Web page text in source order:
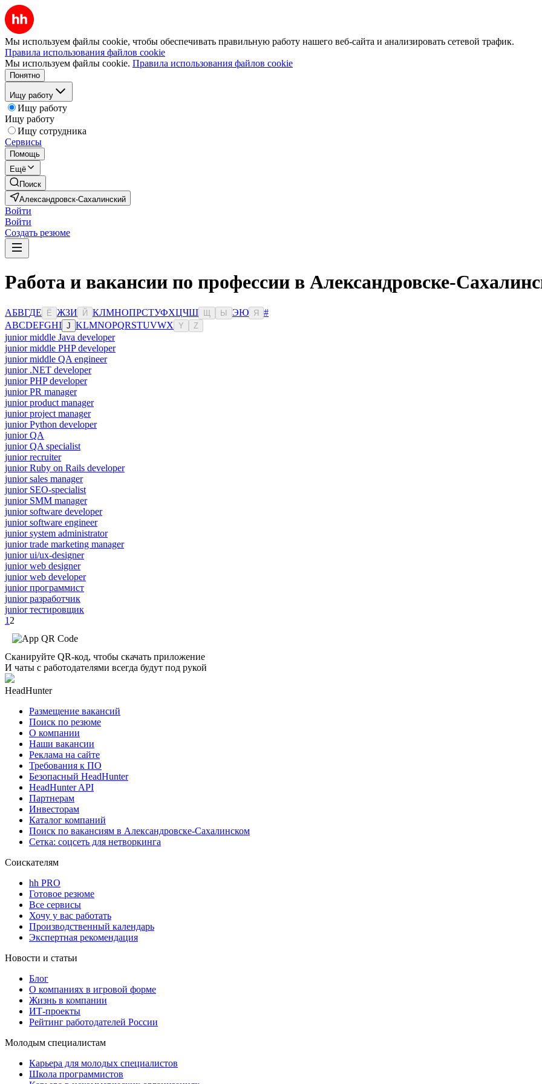
Мы используем файлы cookie, чтобы обеспечивать правильную работу нашего веб-сайта и анализировать сетевой трафик.
Правила использования файлов cookie
Мы используем файлы cookie. Правила использования файлов cookie
Понятно
Ищу работу
Ищу работу
Ищу работу
Ищу сотрудника
Сервисы
Помощь
Ещё
Поиск
Александровск-Сахалинский
Войти
Войти
Создать резюме
Работа и вакансии по профессии в Александровске-
АБВГДЕ Ё ЖЗИ Й КЛМНОПРСТУФХЦЧШ Ы ЭЮ Я
#
ABCDEFGHI J KLMNOPQRSTUVWX Y Z
junior middle Java developer
junior middle PHP developer
junior middle QA engineer
junior .NET developer
junior PHP developer
junior PR manager
junior product manager
junior project manager
junior Python developer
junior QA
junior QA specialist
junior recruiter
junior Ruby on Rails developer
junior sales manager
junior SEO-specialist
junior SMM manager
junior software developer
junior software engineer
junior system administrator
junior trade marketing manager
junior ui/ux-designer
junior web designer
junior web developer
junior программист
junior разработчик
junior тестировщик
1 2
Сканируйте QR-код, чтобы скачать приложение
И чаты с работодателями всегда будут под рукой
HeadHunter
Размещение вакансий
Поиск по резюме
О компании
Наши вакансии
Реклама на сайте
Требования к ПО
Безопасный HeadHunter
HeadHunter API
Партнерам
Инвесторам
Каталог компаний
Поиск по вакансиям в Александровске-Сахалинском
Сетка: соцсеть для нетворкинга
Соискателям
hh PRO
Готовое резюме
Все сервисы
Хочу у вас работать
Производственный календарь
Экспертная рекомендация
Новости и статьи
Блог
О компаниях в игровой форме
Жизнь в компании
ИТ-проекты
Рейтинг работодателей России
Молодым специалистам
Карьера для молодых специалистов
Школа программистов